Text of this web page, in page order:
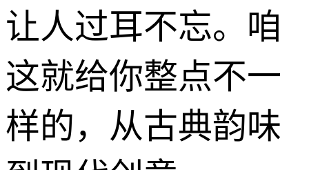
让人过耳不忘。咱
这就给你整点不一
样的，从古典韵味